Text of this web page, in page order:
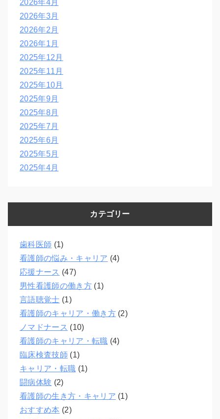
2026年4月
2026年3月
2026年2月
2026年1月
2025年12月
2025年11月
2025年10月
2025年9月
2025年8月
2025年7月
2025年6月
2025年5月
2025年4月
カテゴリー
歯科医師 (1)
看護師の悩み・キャリア (4)
応援ナース (47)
男性看護師の働き方(1)
言語聴覚士 (1)
看護師のキャリア・働き方(2)
ノマドナース (10)
看護師のキャリア・転職 (4)
臨床検査技師 (1)
キャリア・転職 (1)
闘病体験 (2)
看護師の生き方・キャリア (1)
おすすめ本 (2)